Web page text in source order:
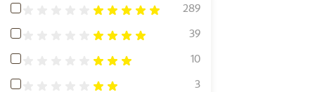
Hodnocení 100%
289
Hodnocení 80%
39
Hodnocení 60%
10
Hodnocení 40%
3